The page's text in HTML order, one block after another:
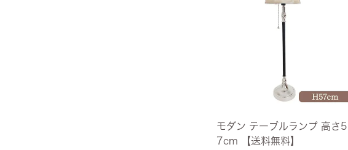
モダン テーブルランプ 高さ5
7cm 【送料無料】